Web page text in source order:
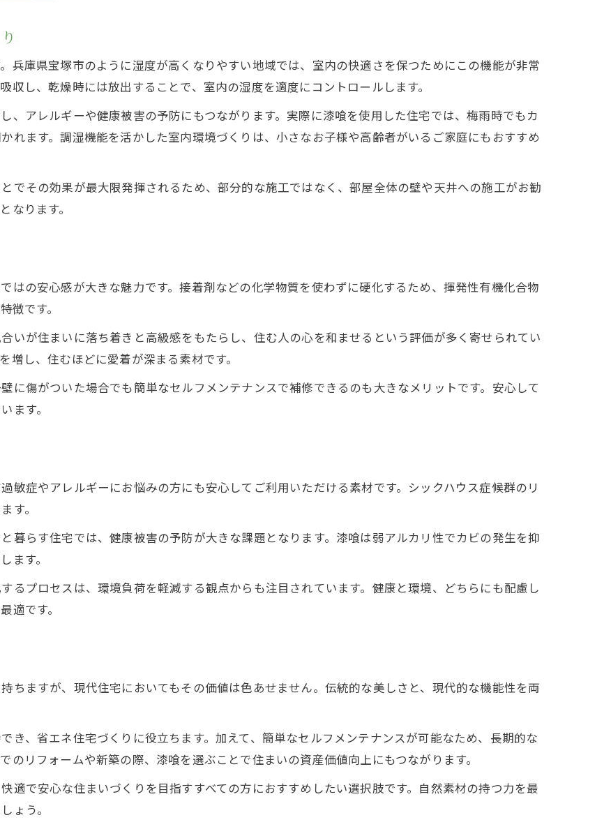
漆喰のセルフメンテナンスが簡単な理由
漆喰壁の補修ポイントと注意点まとめ
DIYでも扱いやすい漆喰の使い方解説
漆喰を長持ちさせる日常的ケアの方法
兵庫県宝塚市のように湿度が高くなりやすい地域では、室内の快適さを保つためにこの機能が非常
収し、乾燥時には放出することで、室内の湿度を適度にコントロールします。
、アレルギーや健康被害の予防にもつながります。実際に漆喰を使用した住宅では、梅雨時でもカ
れます。調湿機能を活かした室内環境づくりは、小さなお子様や高齢者がいるご家庭にもおすすめ
でその効果が最大限発揮されるため、部分的な施工ではなく、部屋全体の壁や天井への施工がお勧
なります。
はの安心感が大きな魅力です。接着剤などの化学物質を使わずに硬化するため、揮発性有機化合物
徴です。
いが住まいに落ち着きと高級感をもたらし、住む人の心を和ませるという評価が多く寄せられてい
増し、住むほどに愛着が深まる素材です。
に傷がついた場合でも簡単なセルフメンテナンスで補修できるのも大きなメリットです。安心して
ます。
敏症やアレルギーにお悩みの方にも安心してご利用いただける素材です。シックハウス症候群のリ
す。
暮らす住宅では、健康被害の予防が大きな課題となります。漆喰は弱アルカリ性でカビの発生を抑
ます。
るプロセスは、環境負荷を軽減する観点からも注目されています。健康と環境、どちらにも配慮し
適です。
ちますが、現代住宅においてもその価値は色あせません。伝統的な美しさと、現代的な機能性を両
き、省エネ住宅づくりに役立ちます。加えて、簡単なセルフメンテナンスが可能なため、長期的な
のリフォームや新築の際、漆喰を選ぶことで住まいの資産価値向上にもつながります。
適で安心な住まいづくりを目指すすべての方におすすめしたい選択肢です。自然素材の持つ力を最
ょう。
お気軽にご相談ください
お気軽にご相談ください